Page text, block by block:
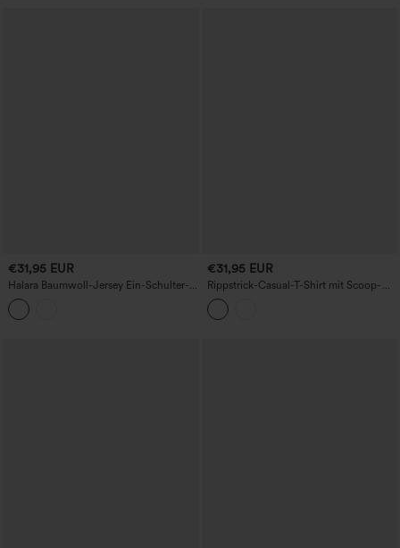
€31,95 EUR
Halara Baumwoll-Jersey Ein-Schulter-
T-Shirt mit integriertem BH, lässig,
Körbchengrößen B-DD
€31,95 EUR
Rippstrick-Casual-T-Shirt mit Scoop-
Ausschnitt, U-förmigem
Rückenausschnitt, kurzen Ärmeln,
kontrastierender Spitze und integriertem